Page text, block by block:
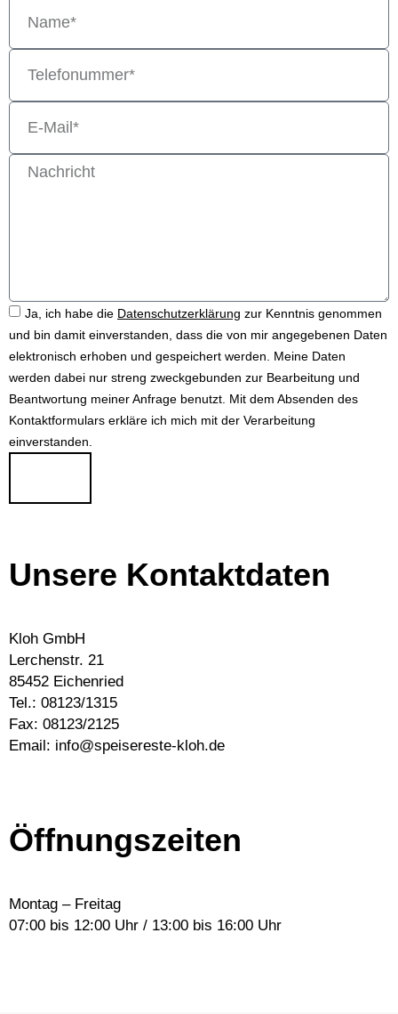
Ja, ich habe die Datenschutzerklärung zur Kenntnis genommen
und bin damit einverstanden, dass die von mir angegebenen Daten
elektronisch erhoben und gespeichert werden. Meine Daten
werden dabei nur streng zweckgebunden zur Bearbeitung und
Beantwortung meiner Anfrage benutzt. Mit dem Absenden des
Kontaktformulars erkläre ich mich mit der Verarbeitung
einverstanden.
Unsere Kontaktdaten
Kloh GmbH
Lerchenstr. 21
85452 Eichenried
Tel.: 08123/1315
Fax: 08123/2125
Email: info@speisereste-kloh.de
Öffnungszeiten
Montag – Freitag
07:00 bis 12:00 Uhr / 13:00 bis 16:00 Uhr